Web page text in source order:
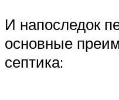
И напоследок
основные
септика: